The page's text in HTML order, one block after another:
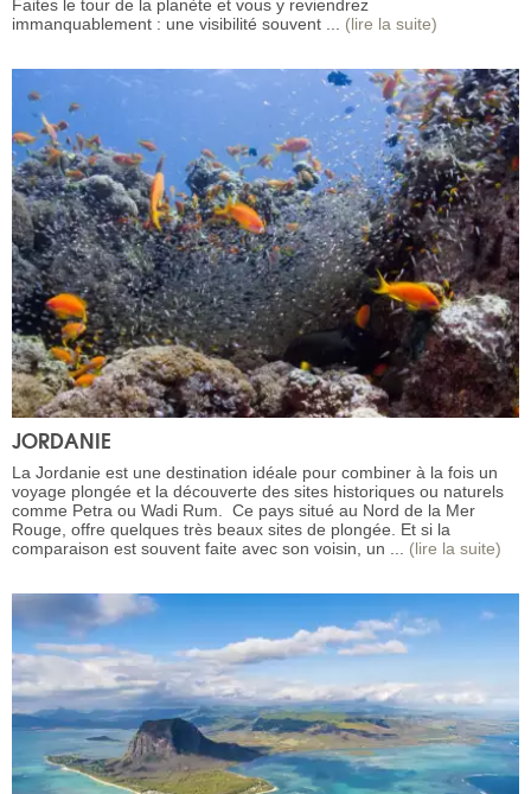
Faites le tour de la planète et vous y reviendrez
immanquablement : une visibilité souvent ... (lire la suite)
JORDANIE
La Jordanie est une destination idéale pour combiner à la fois un
voyage plongée et la découverte des sites historiques ou naturels
comme Petra ou Wadi Rum. Ce pays situé au Nord de la Mer
Rouge, offre quelques très beaux sites de plongée. Et si la
comparaison est souvent faite avec son voisin, un ... (lire la suite)